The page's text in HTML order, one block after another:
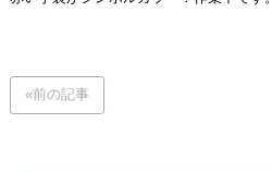
«前の記事